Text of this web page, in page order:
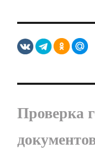
Проверка